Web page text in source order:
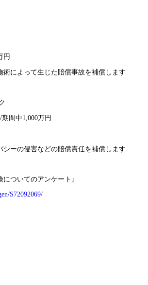
円
によって生じた賠償事故を補償します
間中1,000万円
ーの侵害などの賠償責任を補償します
についてのアンケート』
S72092069/